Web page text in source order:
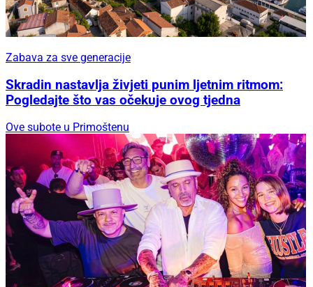
Zabava za sve generacije
Skradin nastavlja živjeti punim ljetnim ritmom:
Pogledajte što vas očekuje ovog tjedna
Ove subote u Primoštenu